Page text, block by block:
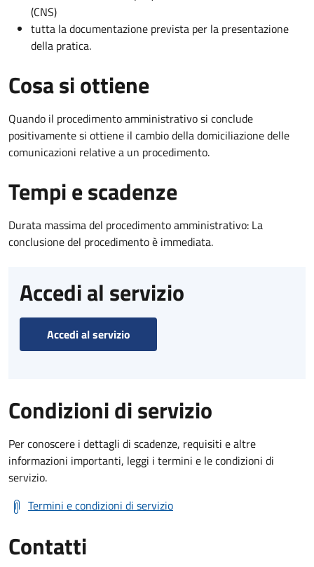
(CNS)
tutta la documentazione prevista per la presentazione
della pratica.
Cosa si ottiene
Quando il procedimento amministrativo si conclude
positivamente si ottiene il cambio della domiciliazione delle
comunicazioni relative a un procedimento.
Tempi e scadenze
Durata massima del procedimento amministrativo: La
conclusione del procedimento è immediata.
Accedi al servizio
Accedi al servizio
Condizioni di servizio
Per conoscere i dettagli di scadenze, requisiti e altre
informazioni importanti, leggi i termini e le condizioni di
servizio.
Termini e condizioni di servizio
Contatti